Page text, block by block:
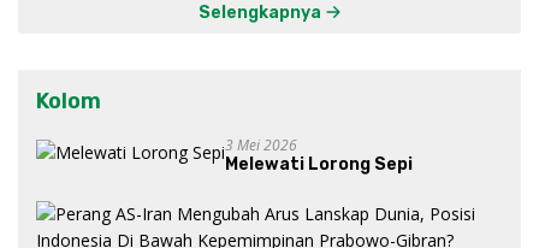
Selengkapnya
Kolom
3 Mei 2026
Melewati Lorong Sepi